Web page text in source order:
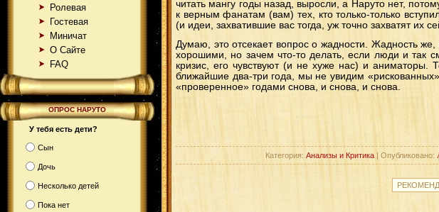
Ролевая
Гостевая
Миничат
О Сайте
FAQ
ОПРОС НАРУТО
У тебя есть дети?
Сын
Дочь
Несколько детей
Пока нет
читать мангу годы назад, выросли, а Наруто нет,
к верным фанатам (вам) тех, кто только-только
(и идеи, захватившие вас тогда, уж точно захватят их
Думаю, это отсекает вопрос о жадности. Жадность
хорошими, но зачем что-то делать, если люди и так
кризис, его чувствуют (и не хуже нас) и аниматоры.
ближайшие два-три года, мы не увидим
«проверенное» годами снова, и снова, и снова.
Категория: Анализы и Критика | Опубликовано: